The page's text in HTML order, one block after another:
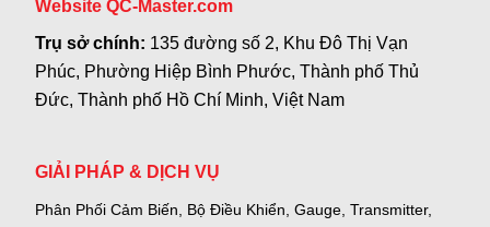
Website QC-Master.com
Trụ sở chính: 135 đường số 2, Khu Đô Thị Vạn
Phúc, Phường Hiệp Bình Phước, Thành phố Thủ
Đức, Thành phố Hồ Chí Minh, Việt Nam
GIẢI PHÁP & DỊCH VỤ
Phân Phối Cảm Biến, Bộ Điều Khiển, Gauge, Transmitter,